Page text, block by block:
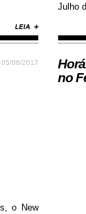
05/06/2017
o New
Julho
no